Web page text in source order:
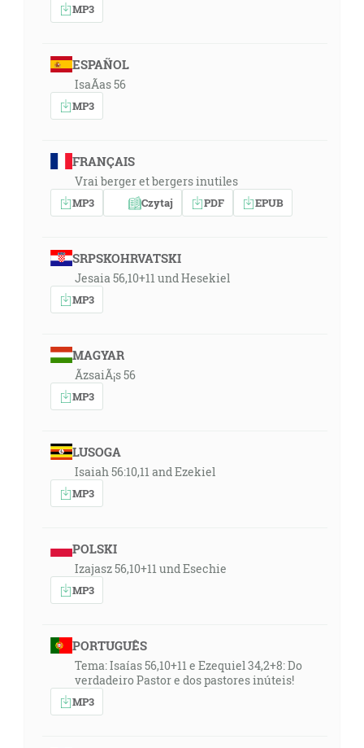
MP3
ESPAÑOL
IsaÃ­as 56
MP3
FRANÇAIS
Vrai berger et bergers inutiles
MP3 Czytaj PDF EPUB
SRPSKOHRVATSKI
Jesaia 56,10+11 und Hesekiel
MP3
MAGYAR
ÃzsaiÃ¡s 56
MP3
LUSOGA
Isaiah 56:10,11 and Ezekiel
MP3
POLSKI
Izajasz 56,10+11 und Esechie
MP3
PORTUGUÊS
Tema: Isaías 56,10+11 e Ezequiel 34,2+8: Do
verdadeiro Pastor e dos pastores inúteis!
MP3